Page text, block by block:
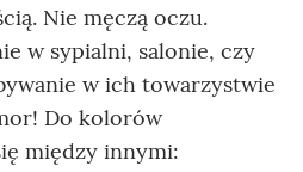
Nie męczą oczu.
w sypialni, salonie, czy
w ich towarzystwie
Do kolorów
między innymi: